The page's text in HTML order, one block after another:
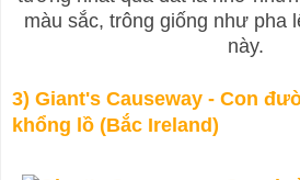
màu sắc, trông giống như pha
này.
3) Giant's Causeway - Con
khổng lồ (Bắc Ireland)